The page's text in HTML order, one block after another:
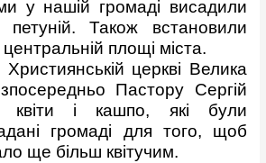
у нашій громаді висадили
Також встановили
площі міста.
церкві Велика
Пастору Сергій
квіти і кашпо, які були
громаді для того, щоб
ще більш квітучим.